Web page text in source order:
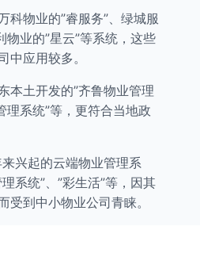
科物业的”睿服务”、绿城服
物业的”星云”等系统，这些
中应用较多。
本土开发的”齐鲁物业管理
理系统”等，更符合当地政
来兴起的云端物业管理系
系统”、”彩生活”等，因其
受到中小物业公司青睐。